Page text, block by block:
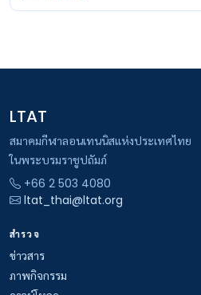
LTAT
สมาคมกีฬาลอนเทนนิสแห่งประเทศไทย
ในพระบรมราชูปถัมภ์
+66 2 503 4080
ltat_thai@ltat.org
สำรวจ
ข่าวสาร
ภาพกิจกรรม